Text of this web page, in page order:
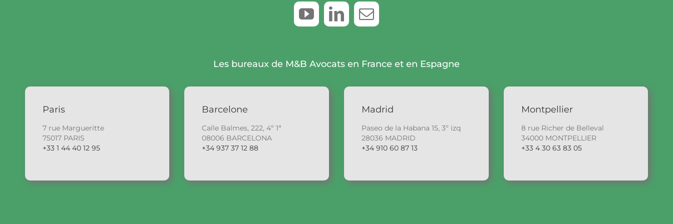
Les bureaux de M&B Avocats en France et en Espagne
Paris
7 rue Margueritte
75017 PARIS
+33 1 44 40 12 95
Barcelone
Calle Balmes, 222, 4º 1ª
08006 BARCELONA
+34 937 37 12 88
Madrid
Paseo de la Habana 15, 3º izq
28036 MADRID
+34 910 60 87 13
Montpellier
8 rue Richer de Belleval
34000 MONTPELLIER
+33 4 30 63 83 05